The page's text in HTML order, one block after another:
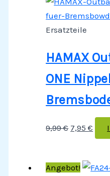
Ersatzteile
HAMAX
ONE
9,99€ 7,95€
Angebot!